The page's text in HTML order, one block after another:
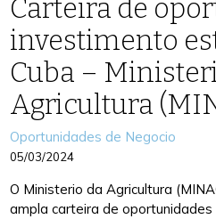
Carteira de
investimento
Cuba –
Agricultura
Categories
Oportunidades de Negocio
05/03/2024
O Ministerio da Agricultura
ampla carteira de